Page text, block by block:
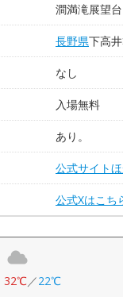
澗満滝展望台
長野県下高
なし
入場無料
あり。
公式サイト
公式Xはこち
32℃／22℃